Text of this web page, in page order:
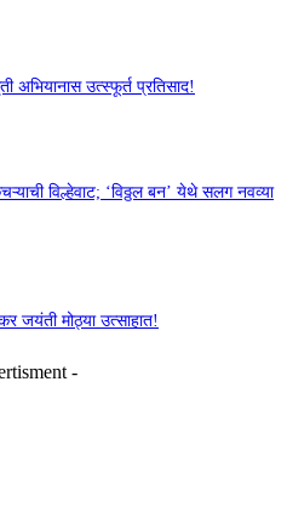
अभियानास उत्स्फूर्त प्रतिसाद!
विल्हेवाट; ‘विठ्ठल बन’ येथे सलग नवव्या
जयंती मोठ्या उत्साहात!
-